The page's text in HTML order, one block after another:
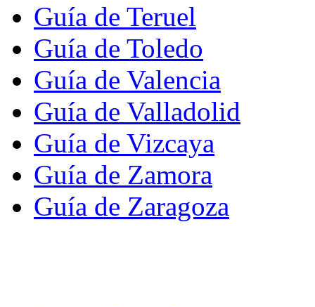
Guía de Teruel
Guía de Toledo
Guía de Valencia
Guía de Valladolid
Guía de Vizcaya
Guía de Zamora
Guía de Zaragoza